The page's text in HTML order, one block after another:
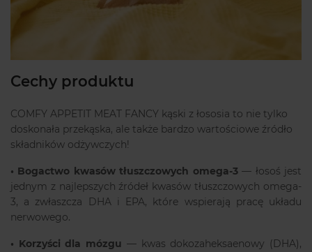
Cechy produktu
COMFY APPETIT MEAT FANCY kąski z łososia to nie tylko
doskonała przekąska, ale także bardzo wartościowe źródło
składników odżywczych!
• Bogactwo kwasów tłuszczowych omega-3— łosoś jest
jednym z najlepszych źródeł kwasów tłuszczowych omega-
3, a zwłaszcza DHA i EPA, które wspierają pracę układu
nerwowego.
• Korzyści dla mózgu — kwas dokozaheksaenowy (DHA),